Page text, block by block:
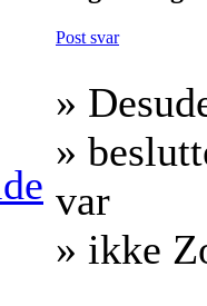
Post svar
»
»
var
» ikke